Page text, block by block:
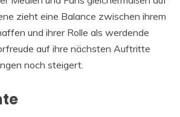
zieht eine Balance zwischen ihrem
und ihrer Rolle als werdende
auf ihre nächsten Auftritte
noch steigert.